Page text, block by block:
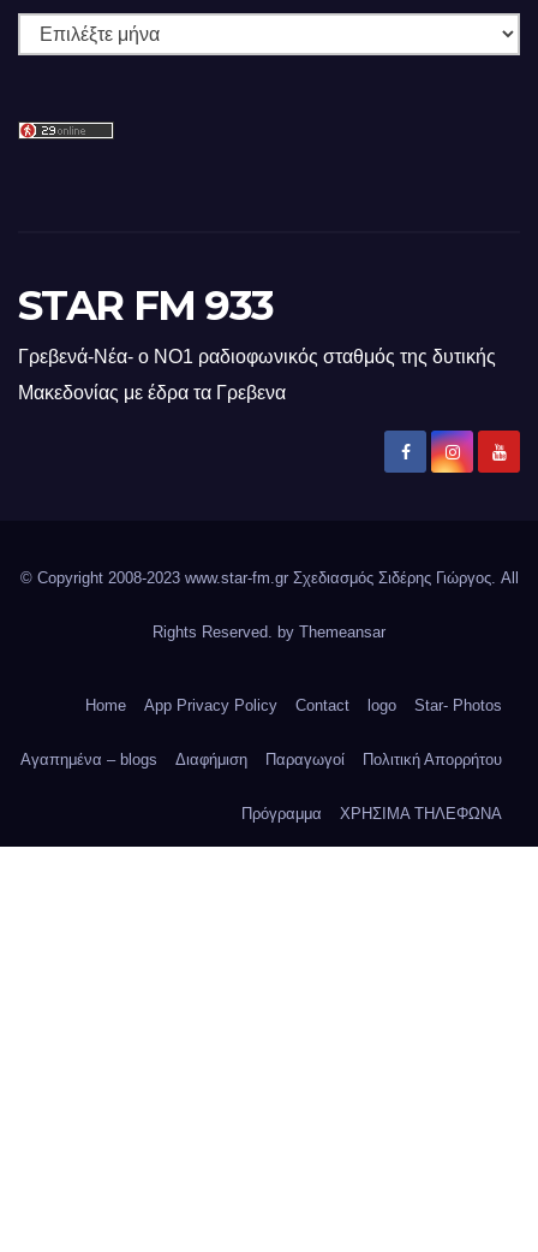
Ιστορικό
STAR FM 933
Γρεβενά-Νέα- ο ΝΟ1 ραδιοφωνικός σταθμός της δυτικής
Μακεδονίας με έδρα τα Γρεβενα
© Copyright 2008-2023 www.star-fm.gr Σχεδιασμός Σιδέρης Γιώργος. All
Rights Reserved. by Themeansar
Home App Privacy Policy Contact logo Star- Photos
Αγαπημένα – blogs Διαφήμιση Παραγωγοί Πολιτική Απορρήτου
Πρόγραμμα ΧΡΗΣΙΜΑ ΤΗΛΕΦΩΝΑ